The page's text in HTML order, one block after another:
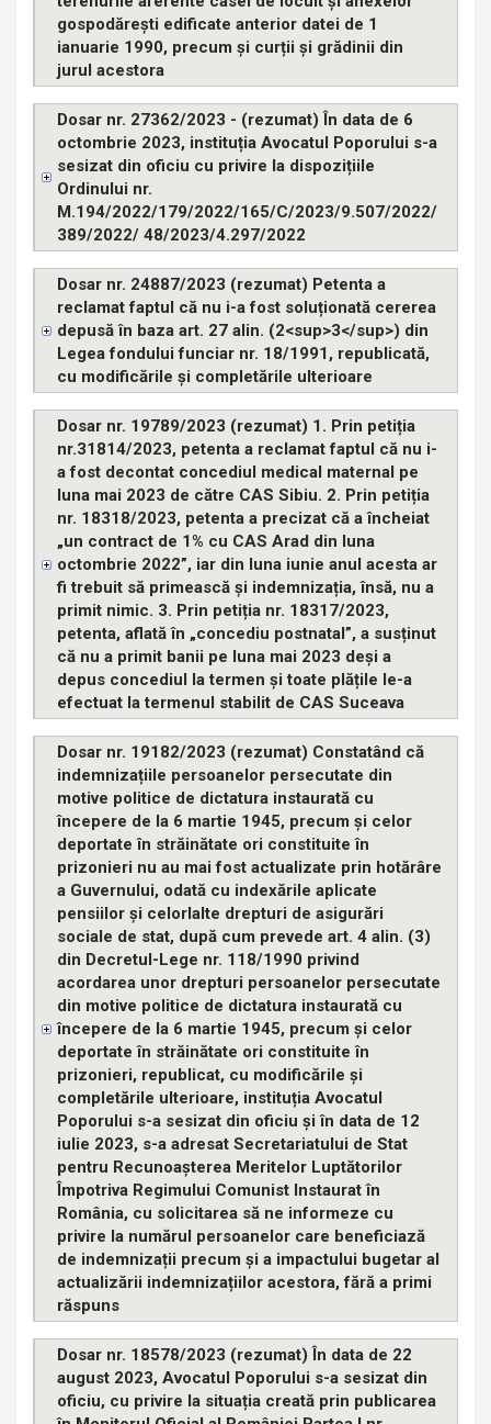
gospodărești edificate anterior datei de 1
ianuarie 1990, precum și curții și grădinii din
jurul acestora
Dosar nr. 27362/2023 - (rezumat) În data de 6
octombrie 2023, instituția Avocatul Poporului s-a
sesizat din oficiu cu privire la dispozițiile
Ordinului nr.
M.194/2022/179/2022/165/C/2023/9.507/2022/
389/2022/ 48/2023/4.297/2022
Dosar nr. 24887/2023 (rezumat) Petenta a
reclamat faptul că nu i-a fost soluționată cererea
depusă în baza art. 27 alin. (2<sup>3</sup>) din
Legea fondului funciar nr. 18/1991, republicată,
cu modificările și completările ulterioare
Dosar nr. 19789/2023 (rezumat) 1. Prin petiția
nr.31814/2023, petenta a reclamat faptul că nu i-
a fost decontat concediul medical maternal pe
luna mai 2023 de către CAS Sibiu. 2. Prin petiția
nr. 18318/2023, petenta a precizat că a încheiat
„un contract de 1% cu CAS Arad din luna
octombrie 2022”, iar din luna iunie anul acesta ar
fi trebuit să primească și indemnizația, însă, nu a
primit nimic. 3. Prin petiția nr. 18317/2023,
petenta, aflată în „concediu postnatal”, a susținut
că nu a primit banii pe luna mai 2023 deși a
depus concediul la termen și toate plățile le-a
efectuat la termenul stabilit de CAS Suceava
Dosar nr. 19182/2023 (rezumat) Constatând că
indemnizațiile persoanelor persecutate din
motive politice de dictatura instaurată cu
începere de la 6 martie 1945, precum și celor
deportate în străinătate ori constituite în
prizonieri nu au mai fost actualizate prin hotărâre
a Guvernului, odată cu indexările aplicate
pensiilor și celorlalte drepturi de asigurări
sociale de stat, după cum prevede art. 4 alin. (3)
din Decretul-Lege nr. 118/1990 privind
acordarea unor drepturi persoanelor persecutate
din motive politice de dictatura instaurată cu
începere de la 6 martie 1945, precum și celor
deportate în străinătate ori constituite în
prizonieri, republicat, cu modificările și
completările ulterioare, instituția Avocatul
Poporului s-a sesizat din oficiu și în data de 12
iulie 2023, s-a adresat Secretariatului de Stat
pentru Recunoașterea Meritelor Luptătorilor
Împotriva Regimului Comunist Instaurat în
România, cu solicitarea să ne informeze cu
privire la numărul persoanelor care beneficiază
de indemnizații precum și a impactului bugetar al
actualizării indemnizațiilor acestora, fără a primi
răspuns
Dosar nr. 18578/2023 (rezumat) În data de 22
august 2023, Avocatul Poporului s-a sesizat din
oficiu, cu privire la situația creată prin publicarea